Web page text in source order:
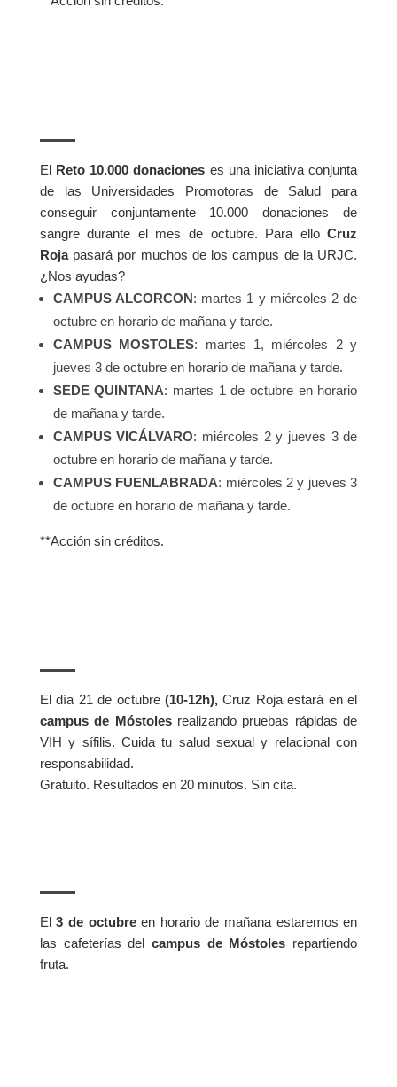
El Reto 10.000 donaciones es una iniciativa conjunta
de las Universidades Promotoras de Salud para
conseguir conjuntamente 10.000 donaciones de
sangre durante el mes de octubre. Para elloCruz
Rojapasará por muchos de los campus de la URJC.
¿Nos ayudas?
CAMPUS ALCORCON: martes 1 y miércoles 2 de
octubre en horario de mañana y tarde.
CAMPUS MOSTOLES: martes 1, miércoles 2 y
jueves 3 de octubre en horario de mañana y tarde.
SEDE QUINTANA: martes 1 de octubre en horario
de mañana y tarde.
CAMPUS VICÁLVARO: miércoles 2 y jueves 3 de
octubre en horario de mañana y tarde.
CAMPUS FUENLABRADA: miércoles 2 y jueves 3
de octubre en horario de mañana y tarde.
**Acción sin créditos.
El día 21 de octubre(10-12h), Cruz Roja estará en el
campus de Móstolesrealizando pruebas rápidas de
VIH y sífilis. Cuida tu salud sexual y relacional con
responsabilidad.
Gratuito. Resultados en 20 minutos. Sin cita.
El3 de octubreen horario de mañana estaremos en
las cafeterías del campus de Móstoles repartiendo
fruta.